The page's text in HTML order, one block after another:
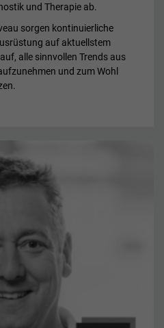
und Therapie ab.
sorgen kontinuierliche
auf aktuellstem
alle sinnvollen Trends aus
und zum Wohl